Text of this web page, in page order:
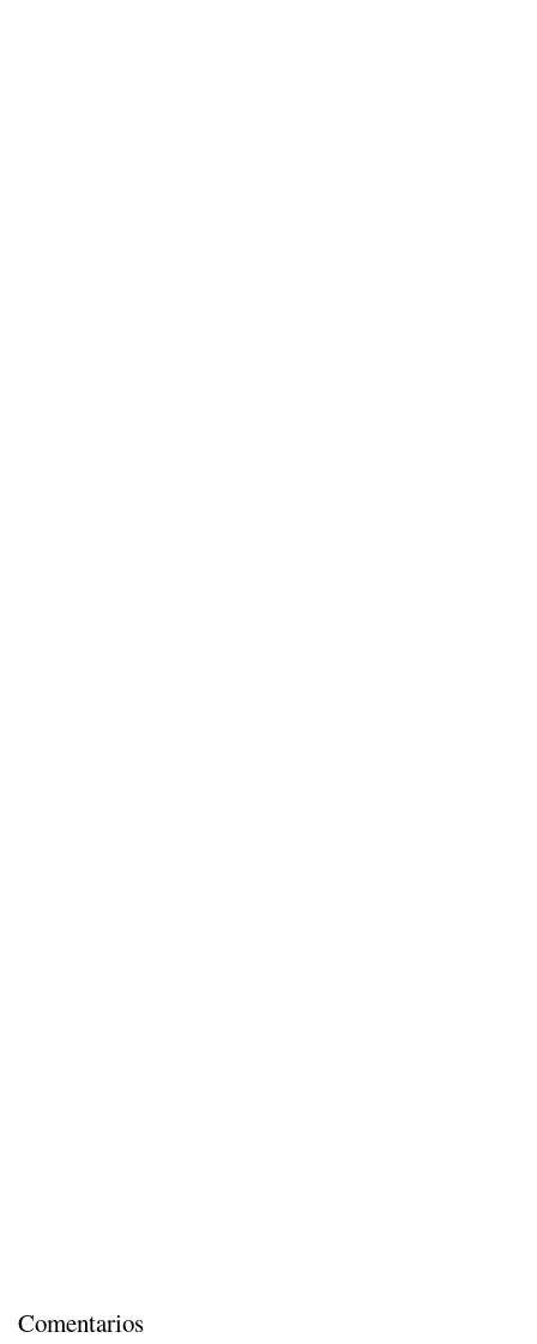
Comentarios